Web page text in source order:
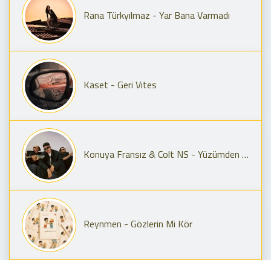
Rana Türkyılmaz - Yar Bana Varmadı
Kaset - Geri Vites
Konuya Fransız & Colt NS - Yüzümden Anla
Reynmen - Gözlerin Mi Kör